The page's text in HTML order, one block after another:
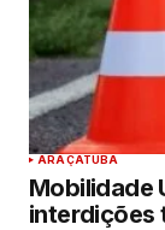
ARAÇATUBA
Mobilidade
interdições